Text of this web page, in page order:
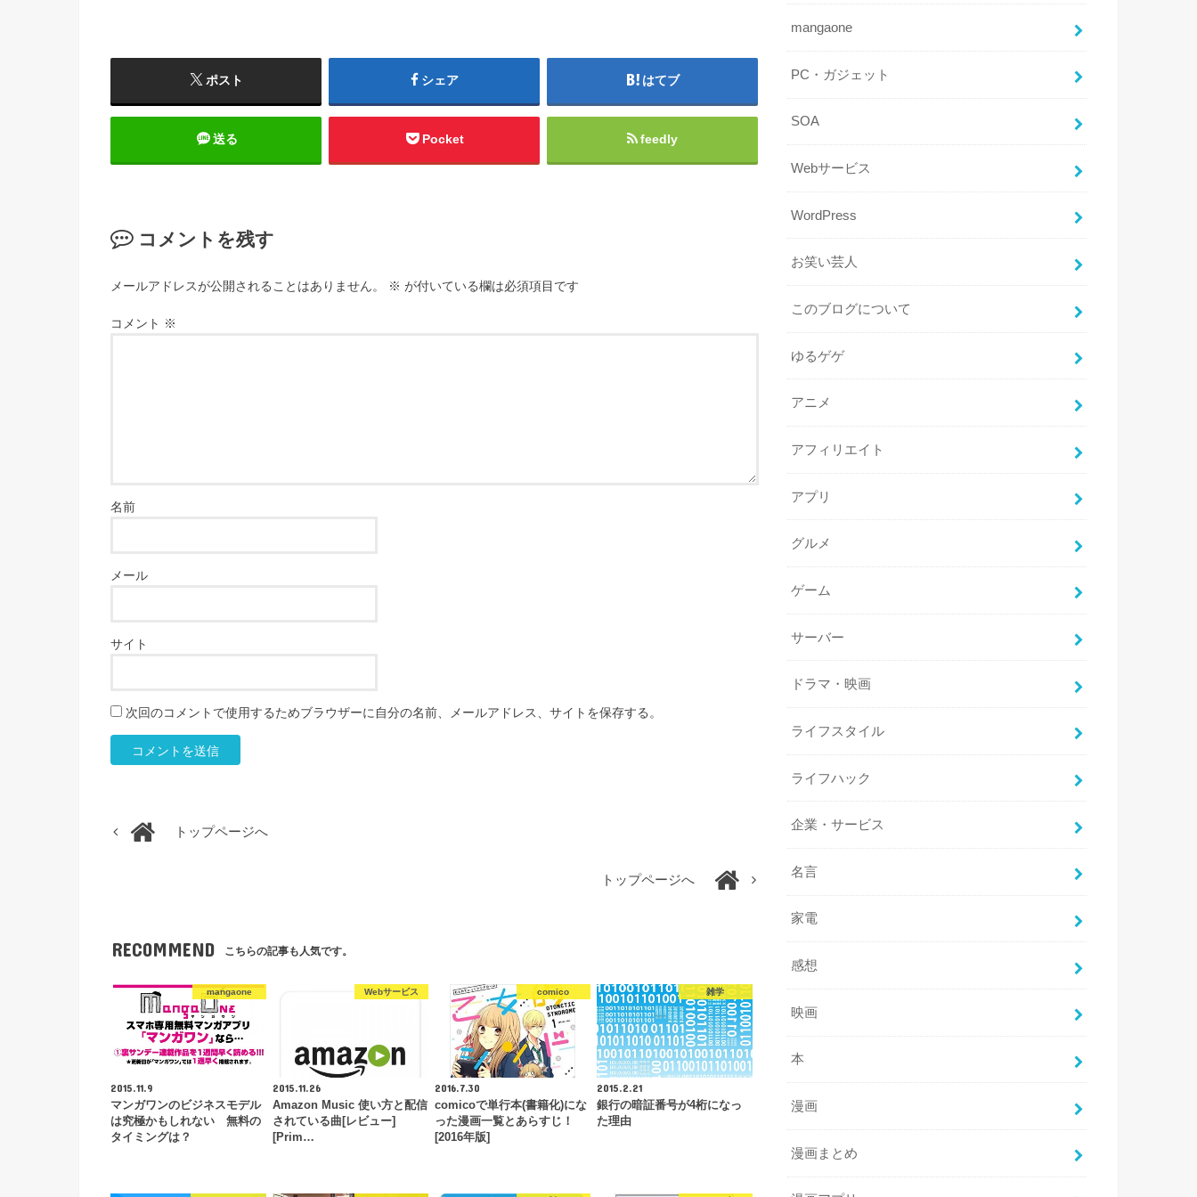
ポスト シェア はてブ
送る Pocket feedly
コメントを残す
メールアドレスが公開されることはありません。 ※ が付いている欄は必須項目です
コメント ※
名前
メール
サイト
次回のコメントで使用するためブラウザーに自分の名前、メールアドレス、サイトを保存する。
トップページへ
トップページへ
RECOMMEND こちらの記事も人気です。
mangaone
2015.11.9
マンガワンのビジネスモデル
は究極かもしれない 無料の
タイミングは？
Webサービス
2015.11.26
Amazon Music 使い方と配信
されている曲[レビュー]
[Prim…
comico
2016.7.30
comicoで単行本(書籍化)にな
った漫画一覧とあらすじ！
[2016年版]
雑学
2015.2.21
銀行の暗証番号が4桁になっ
た理由
mangaone
PC・ガジェット
SOA
Webサービス
WordPress
お笑い芸人
このブログについて
ゆるゲゲ
アニメ
アフィリエイト
アプリ
グルメ
ゲーム
サーバー
ドラマ・映画
ライフスタイル
ライフハック
企業・サービス
名言
家電
感想
映画
本
漫画
漫画まとめ